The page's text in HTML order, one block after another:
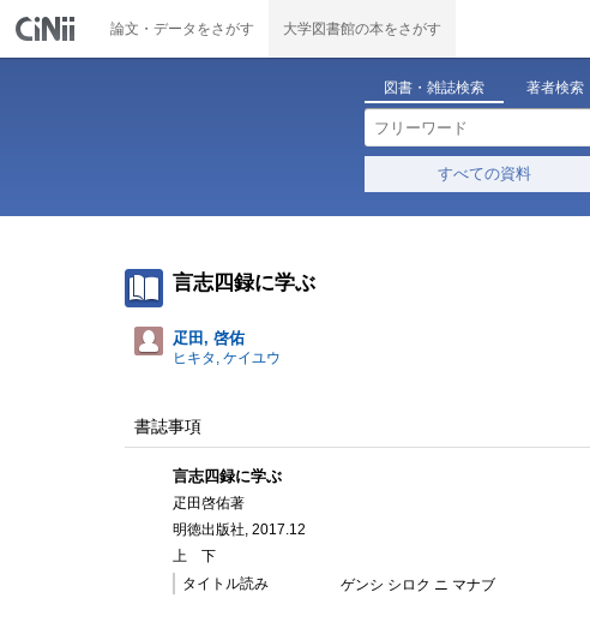
論文・データをさがす 大学図書館の本をさがす
図書・雑誌検索 著者検索
すべての資料
言志四録に学ぶ
疋田, 啓佑
ヒキタ, ケイユウ
書誌事項
言志四録に学ぶ
疋田啓佑著
明徳出版社, 2017.12
上
下
タイトル読み
ゲンシ シロク ニ マナブ